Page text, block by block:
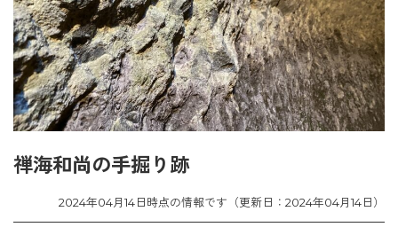
禅海和尚の手掘り跡
2024年04月14日時点の情報です（更新日：2024年04月14日）